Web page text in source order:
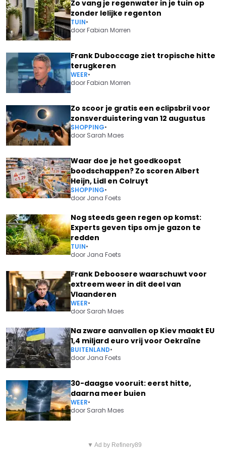
Zo vang je regenwater in je tuin op
zonder lelijke regenton
TUIN•
doorFabian Morren
Frank Duboccage ziet tropische hitte
terugkeren
WEER•
doorFabian Morren
Zo scoor je gratis een eclipsbril voor
zonsverduistering van 12 augustus
SHOPPING•
door Sarah Maes
Waar doe je het goedkoopst
boodschappen? Zo scoren Albert
Heijn, Lidl en Colruyt
SHOPPING•
door Jana Foets
Nog steeds geen regen op komst:
Experts geven tips om je gazon te
redden
TUIN•
door Jana Foets
Frank Deboosere waarschuwt voor
extreem weer in dit deel van
Vlaanderen
WEER•
door Sarah Maes
Na zware aanvallen op Kiev maakt EU
1,4 miljard euro vrij voor Oekraïne
BUITENLAND•
door Jana Foets
30-daagse vooruit: eerst hitte,
daarna meer buien
WEER•
door Sarah Maes
VERDWIJNT MARIANNE
▼ Ad by Refinery89